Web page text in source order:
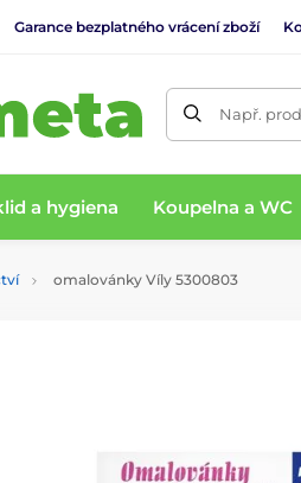
Garance bezplatného vrácení zboží
Např.
a hygiena Koupelna a WC
omalovánky Víly 5300803